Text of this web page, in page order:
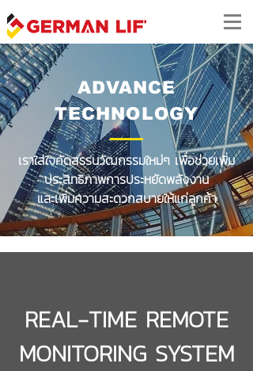
ADVANCE
TECHNOLOGY
เราใส่ใจคัดสรรนวัฒกรรมใหม่ๆ เพื่อช่วยเพิ่ม
ประสิทธิภาพการประหยัดพลังงาน
และเพิ่มความสะดวกสบายให้แก่ลูกค้า
REAL-TIME REMOTE
MONITORING SYSTEM